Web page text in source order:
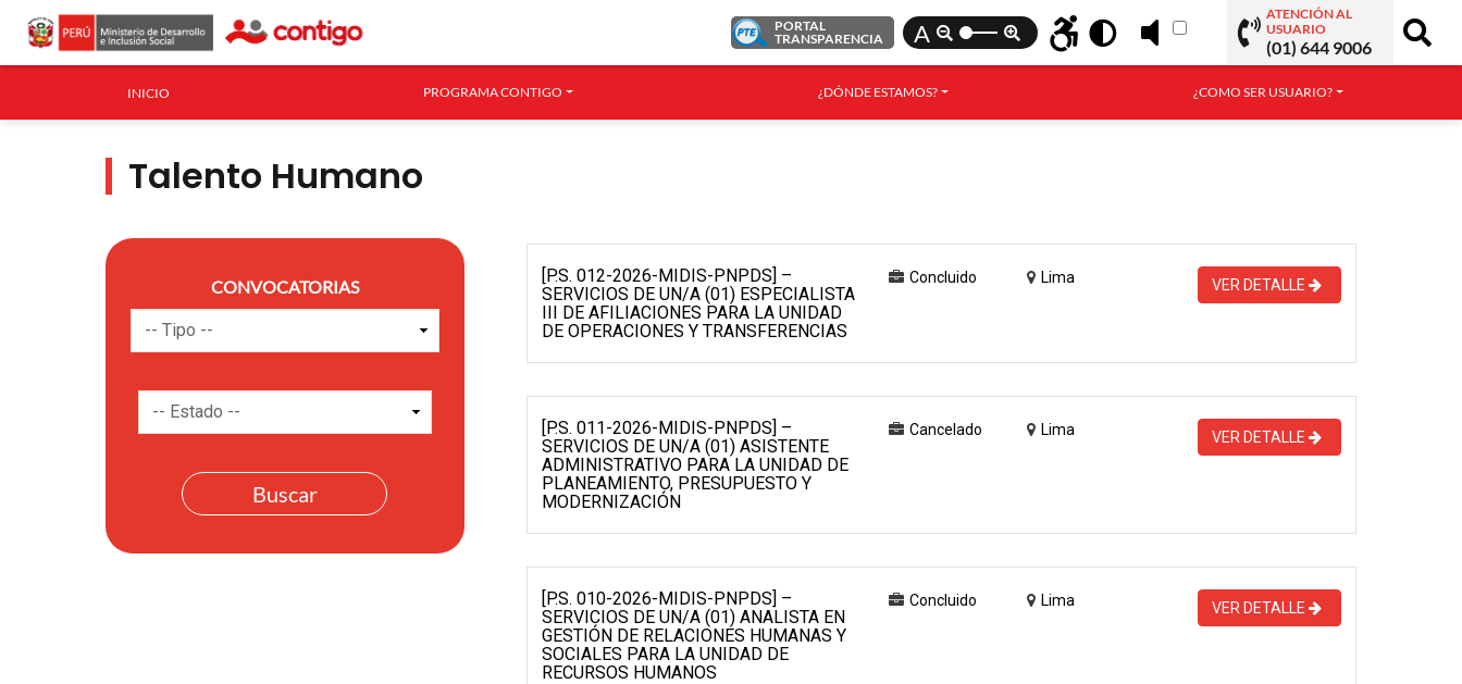
PORTAL
TRANSPARENCIA
A
ATENCIÓN AL
USUARIO
(01) 644 9006
INICIO PROGRAMA CONTIGO ¿DÓNDE ESTAMOS? ¿COMO SER USUARIO?
Talento Humano
CONVOCATORIAS
[P.S. 012-2026-MIDIS-PNPDS] –
SERVICIOS DE UN/A (01) ESPECIALISTA
III DE AFILIACIONES PARA LA UNIDAD
DE OPERACIONES Y TRANSFERENCIAS
Concluido Lima VER DETALLE
[P.S. 011-2026-MIDIS-PNPDS] –
SERVICIOS DE UN/A (01) ASISTENTE
ADMINISTRATIVO PARA LA UNIDAD DE
PLANEAMIENTO, PRESUPUESTO Y
MODERNIZACIÓN
Cancelado Lima VER DETALLE
[P.S. 010-2026-MIDIS-PNPDS] –
SERVICIOS DE UN/A (01) ANALISTA EN
GESTIÓN DE RELACIONES HUMANAS Y
SOCIALES PARA LA UNIDAD DE
RECURSOS HUMANOS
Concluido Lima VER DETALLE